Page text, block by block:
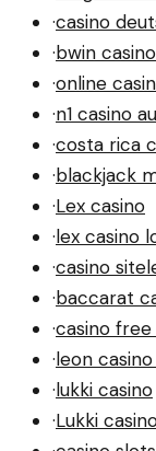
·casino
·bwin
·online
·n1 casino
·costa rica
·blackjack
·Lex casino
·lex casino
·casino
·baccarat
·casino free
·leon
·lukki casino
·Lukki